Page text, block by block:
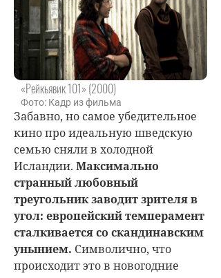
«Рейкьявик 101» (2000)
Фото: Кадр из фильма
Забавно, но самое убедительное
кино про идеальную шведскую
семью сняли в холодной
Исландии. Максимально
странный любовный
треугольник заводит зрителя в
угол: европейский темперамент
сталкивается со скандинавским
унынием. Символично, что
происходит это в новогодние